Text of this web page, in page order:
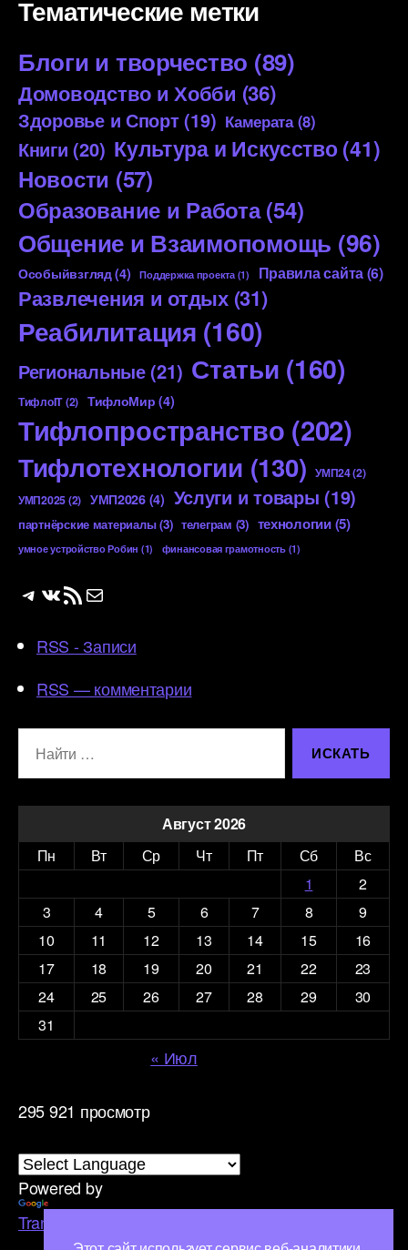
Тематические метки
Блоги и творчество (89)
Домоводство и Хобби (36)
Здоровье и Спорт(19) Камерата(8)
Книги (20) Культура и Искусство(41)
Новости (57)
Образование и Работа(54)
Общение и Взаимопомощь (96)
Особыйвзгляд(4) Поддержка проекта(1) Правила сайта(6)
Развлечения и отдых(31)
Реабилитация (160)
Региональные(21) Статьи (160)
ТифлоIT(2) ТифлоМир (4)
Тифлопространство (202)
Тифлотехнологии (130) УМП24(2)
УМП2025(2) УМП2026(4) Услуги и товары (19)
партнёрские материалы(3) телеграм (3) технологии(5)
умное устройство Робин (1) финансовая грамотность(1)
Telegram
ВКонтакте
RSS-лентаПочта
RSS - Записи
RSS — комментарии
Август 2026
Пн
Вт Ср Чт Пт Сб
Вс
1
2
3
4 5 6 7 8
9
10
11 12 13 14 15
16
17
18 19 20 21 22
23
24
25 26 27 28 29
30
31
« Июл
295 921 просмотр
Powered by
Translate